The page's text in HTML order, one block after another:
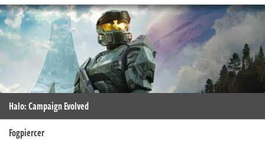
Halo: Campaign Evolved
Fogpiercer